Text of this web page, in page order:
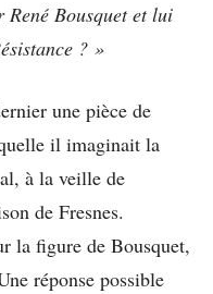
Bousquet et lui
? »
une pièce de
il imaginait la
à la veille de
de Fresnes.
la figure de Bousquet,
réponse possible